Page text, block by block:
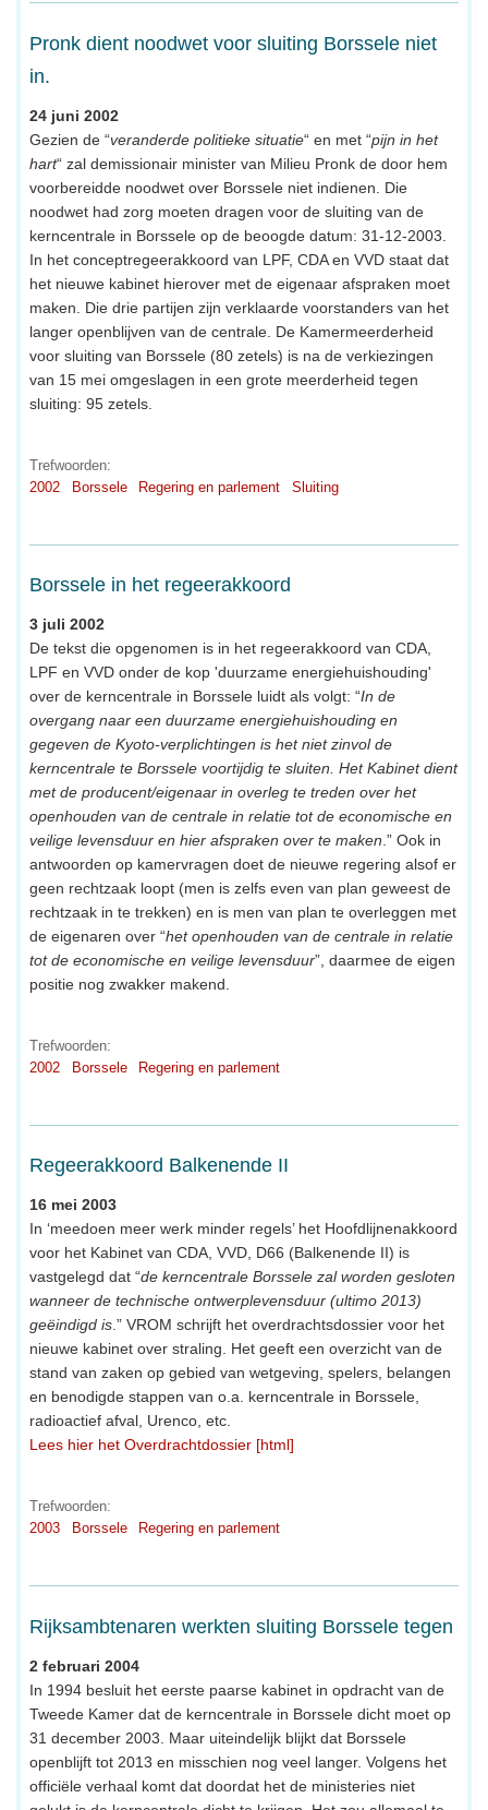
Pronk dient noodwet voor sluiting Borssele niet
in.
24 juni 2002
Gezien de “veranderde politieke situatie“ en met “pijn in het
hart“ zal demissionair minister van Milieu Pronk de door hem
voorbereidde noodwet over Borssele niet indienen. Die
noodwet had zorg moeten dragen voor de sluiting van de
kerncentrale in Borssele op de beoogde datum: 31-12-2003.
In het conceptregeerakkoord van LPF, CDA en VVD staat dat
het nieuwe kabinet hierover met de eigenaar afspraken moet
maken. Die drie partijen zijn verklaarde voorstanders van het
langer openblijven van de centrale. De Kamermeerderheid
voor sluiting van Borssele (80 zetels) is na de verkiezingen
van 15 mei omgeslagen in een grote meerderheid tegen
sluiting: 95 zetels.
Trefwoorden:
2002
Borssele Regering en parlement Sluiting
Borssele in het regeerakkoord
3 juli 2002
De tekst die opgenomen is in het regeerakkoord van CDA,
LPF en VVD onder de kop 'duurzame energiehuishouding'
over de kerncentrale in Borssele luidt als volgt: “In de
overgang naar een duurzame energiehuishouding en
gegeven de Kyoto-verplichtingen is het niet zinvol de
kerncentrale te Borssele voortijdig te sluiten. Het Kabinet dient
met de producent/eigenaar in overleg te treden over het
openhouden van de centrale in relatie tot de economische en
veilige levensduur en hier afspraken over te maken.” Ook in
antwoorden op kamervragen doet de nieuwe regering alsof er
geen rechtzaak loopt (men is zelfs even van plan geweest de
rechtzaak in te trekken) en is men van plan te overleggen met
de eigenaren over “het openhouden van de centrale in relatie
tot de economische en veilige levensduur”, daarmee de eigen
positie nog zwakker makend.
Trefwoorden:
2002
Borssele Regering en parlement
Regeerakkoord Balkenende II
16 mei 2003
In ‘meedoen meer werk minder regels’ het Hoofdlijnenakkoord
voor het Kabinet van CDA, VVD, D66 (Balkenende II) is
vastgelegd dat “de kerncentrale Borssele zal worden gesloten
wanneer de technische ontwerplevensduur (ultimo 2013)
geëindigd is.” VROM schrijft het overdrachtsdossier voor het
nieuwe kabinet over straling. Het geeft een overzicht van de
stand van zaken op gebied van wetgeving, spelers, belangen
en benodigde stappen van o.a. kerncentrale in Borssele,
radioactief afval, Urenco, etc.
Lees hier het Overdrachtdossier [html]
Trefwoorden:
2003
Borssele Regering en parlement
Rijksambtenaren werkten sluiting Borssele tegen
2 februari 2004
In 1994 besluit het eerste paarse kabinet in opdracht van de
Tweede Kamer dat de kerncentrale in Borssele dicht moet op
31 december 2003. Maar uiteindelijk blijkt dat Borssele
openblijft tot 2013 en misschien nog veel langer. Volgens het
officiële verhaal komt dat doordat het de ministeries niet